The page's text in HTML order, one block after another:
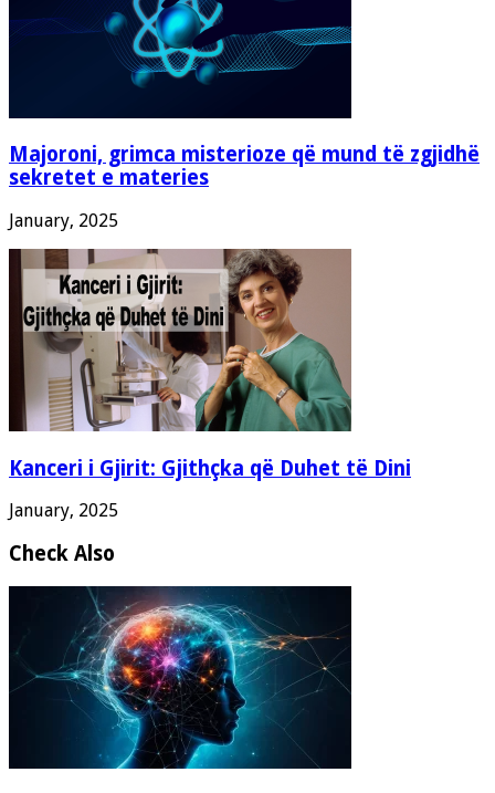
Majoroni, grimca misterioze që mund të zgjidhë
sekretet e materies
January, 2025
Kanceri i Gjirit: Gjithçka që Duhet të Dini
January, 2025
Check Also